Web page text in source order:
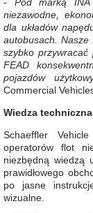
niezawodne,
dla układów
autobusach. Nasze
szybko
FEAD
pojazdów
Commercial
Wiedza
Schaeffler
operatorów flot
niezbędną wiedzą
prawidłowego
po jasne
wizualne.